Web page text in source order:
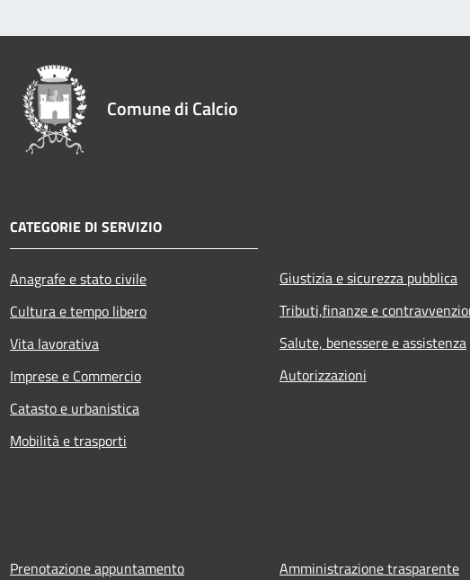
Comune di Calcio
CATEGORIE DI SERVIZIO
Anagrafe e stato civile
Cultura e tempo libero
Vita lavorativa
Imprese e Commercio
Catasto e urbanistica
Mobilità e trasporti
Giustizia e sicurezza pubblica
Tributi,finanze e
Salute, benessere e assistenza
Autorizzazioni
Prenotazione appuntamento
Amministrazione trasparente